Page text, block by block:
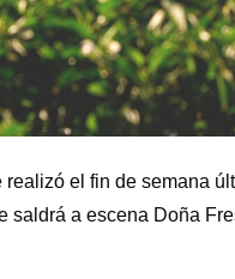
el fin de semana
a escena Doña